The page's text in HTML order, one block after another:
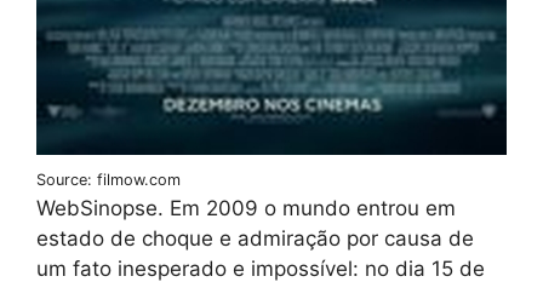
Source: filmow.com
WebSinopse. Em 2009 o mundo entrou em
estado de choque e admiração por causa de
um fato inesperado e impossível: no dia 15 de